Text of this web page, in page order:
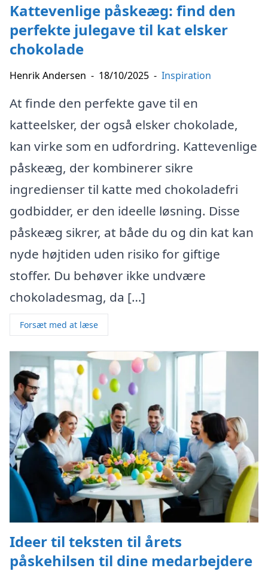
Kattevenlige påskeæg: find den
perfekte julegave til kat elsker
chokolade
Henrik Andersen - 18/10/2025 - Inspiration
At finde den perfekte gave til en
katteelsker, der også elsker chokolade,
kan virke som en udfordring. Kattevenlige
påskeæg, der kombinerer sikre
ingredienser til katte med chokoladefri
godbidder, er den ideelle løsning. Disse
påskeæg sikrer, at både du og din kat kan
nyde højtiden uden risiko for giftige
stoffer. Du behøver ikke undvære
chokoladesmag, da […]
Forsæt med at læse
Ideer til teksten til årets
påskehilsen til dine medarbejdere